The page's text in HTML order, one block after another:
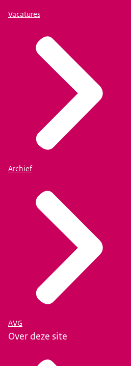
Vacatures
Archief
AVG
Over deze site